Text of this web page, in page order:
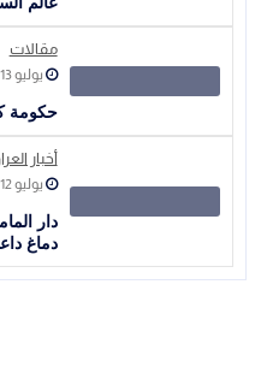
مقالات
يوليو 13, 2026
حكومة
أخبار
يوليو 12, 2026
دار
دماغ